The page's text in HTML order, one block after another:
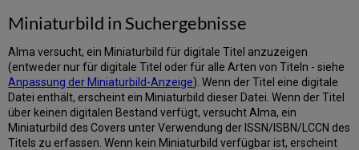
Miniaturbild in Suchergebnisse
Alma versucht, ein Miniaturbild für digitale Titel anzuzeigen
(entweder nur für digitale Titel oder für alle Arten von Titeln - siehe
Anpassung der Miniaturbild-Anzeige). Wenn der Titel eine digitale
Datei enthält, erscheint ein Miniaturbild dieser Datei. Wenn der Titel
über keinen digitalen Bestand verfügt, versucht Alma, ein
Miniaturbild des Covers unter Verwendung der ISSN/ISBN/LCCN des
Titels zu erfassen. Wenn kein Miniaturbild verfügbar ist, erscheint